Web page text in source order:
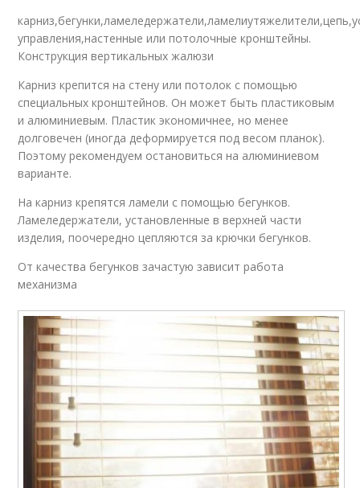
управления,настенные или потолочные кронштейны.
Конструкция вертикальных жалюзи
Карниз крепится на стену или потолок с помощью
специальных кронштейнов. Он может быть пластиковым
и алюминиевым. Пластик экономичнее, но менее
долговечен (иногда деформируется под весом планок).
Поэтому рекомендуем остановиться на алюминиевом
варианте.
На карниз крепятся ламели с помощью бегунков.
Ламеледержатели, установленные в верхней части
изделия, поочередно цепляются за крючки бегунков.
От качества бегунков зачастую зависит работа
механизма